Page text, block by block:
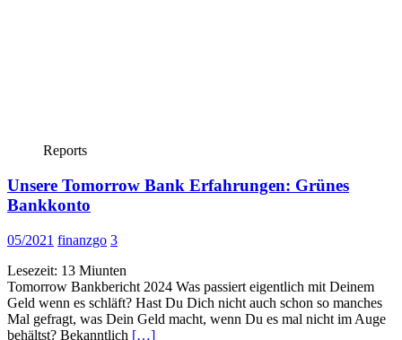
Reports
Unsere Tomorrow Bank Erfahrungen: Grünes
Bankkonto
05/2021 finanzgo 3
Lesezeit: 13 Miunten
Tomorrow Bankbericht 2024 Was passiert eigentlich mit Deinem
Geld wenn es schläft? Hast Du Dich nicht auch schon so manches
Mal gefragt, was Dein Geld macht, wenn Du es mal nicht im Auge
behältst? Bekanntlich […]